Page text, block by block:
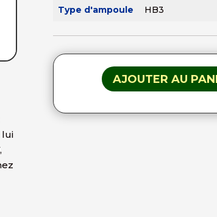
lui
Type d'ampoule HB3
AJOUTER AU